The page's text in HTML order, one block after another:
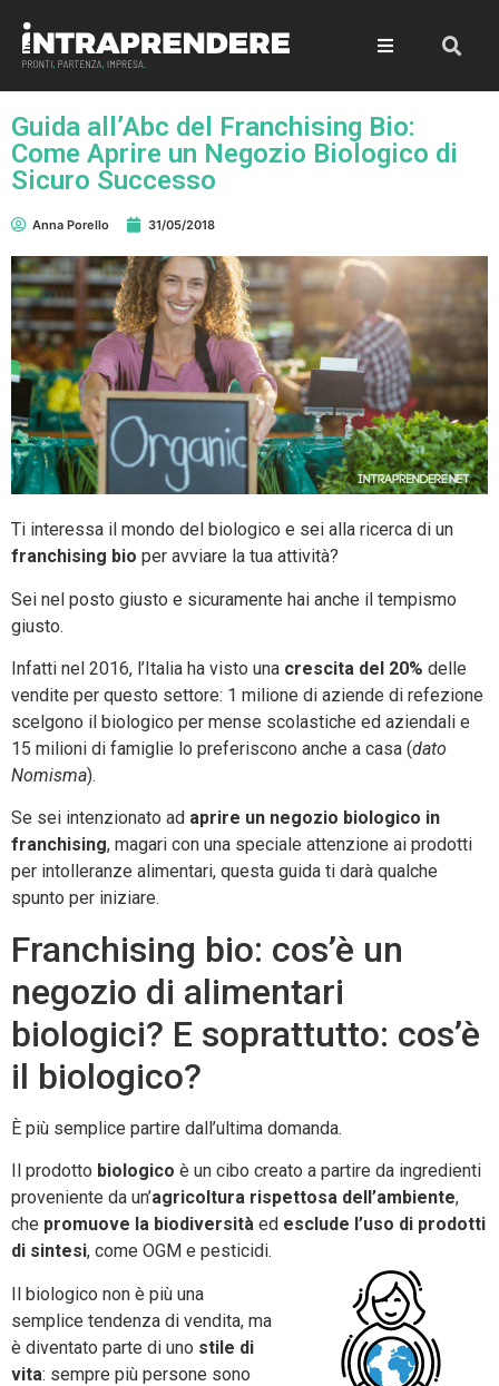
Guida all’Abc del Franchising Bio:
Come Aprire un Negozio Biologico di
Sicuro Successo
Anna Porello 31/05/2018
Ti interessa il mondo del biologico e sei alla ricerca di un
franchising bio per avviare la tua attività?
Sei nel posto giusto e sicuramente hai anche il tempismo
giusto.
Infatti nel 2016, l’Italia ha visto una crescita del 20% delle
vendite per questo settore: 1 milione di aziende di refezione
scelgono il biologico per mense scolastiche ed aziendali e
15 milioni di famiglie lo preferiscono anche a casa (dato
Nomisma).
Se sei intenzionato ad aprire un negozio biologico in
franchising, magari con una speciale attenzione ai prodotti
per intolleranze alimentari, questa guida ti darà qualche
spunto per iniziare.
Franchising bio: cos’è un
negozio di alimentari
biologici? E soprattutto: cos’è
il biologico?
È più semplice partire dall’ultima domanda.
Il prodotto biologico è un cibo creato a partire da ingredienti
proveniente da un’agricoltura rispettosa dell’ambiente,
che promuove la biodiversità ed esclude l’uso di prodotti
di sintesi, come OGM e pesticidi.
Il biologico non è più una
semplice tendenza di vendita, ma
è diventato parte di uno stile di
vita: sempre più persone sono